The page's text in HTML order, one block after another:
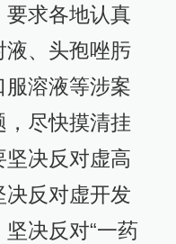
求各地认真
液、头孢唑肟
溶液等涉案
，尽快摸清挂
坚决反对虚高
反对虚开发
决反对“一药